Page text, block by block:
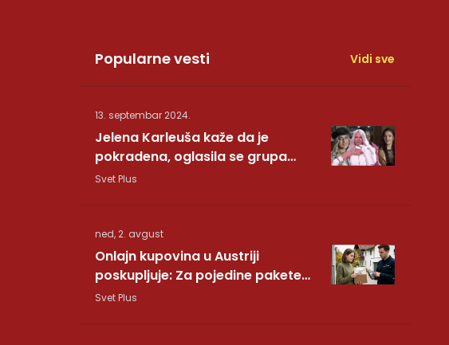
Popularne vesti Vidi sve
13. septembar 2024.
Jelena Karleuša kaže da je
pokradena, oglasila se grupa
Hurricane: Pesma RUNDE je naša!
Svet Plus
ned, 2. avgust
Onlajn kupovina u Austriji
poskupljuje: Za pojedine pakete
dodatnih 7,40 evra
Svet Plus